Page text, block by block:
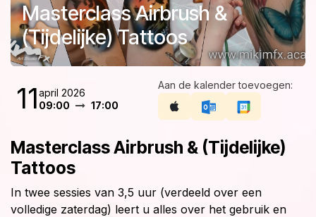
Masterclass Airbrush &
(Tijdelijke) Tattoos
11april 2026
09:00
17:00
Aan de kalender toevoegen:
Masterclass Airbrush & (Tijdelijke)
Tattoos
In twee sessies van 3,5 uur (verdeeld over een
volledige zaterdag) leert u alles over het gebruik en